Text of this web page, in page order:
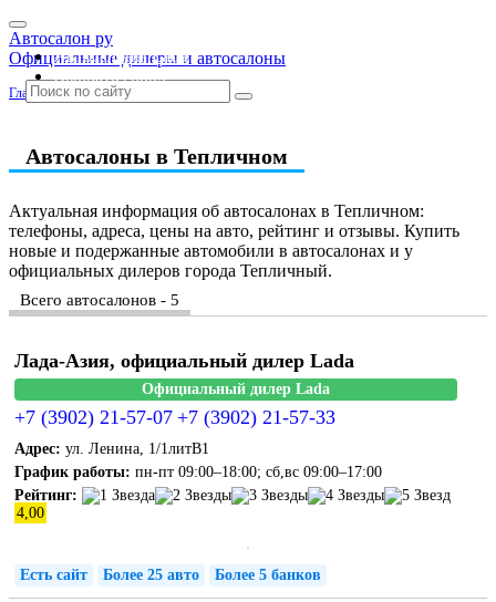
Автосалон ру
Официальные дилеры и автосалоны
Автосалоны Lada
Выбрать город
Главная » Республика Хакасия
Автосалоны в Тепличном
Актуальная информация об автосалонах в Тепличном:
телефоны, адреса, цены на авто, рейтинг и отзывы. Купить
новые и подержанные автомобили в автосалонах и у
официальных дилеров города Тепличный.
Всего автосалонов - 5
Лада-Азия, официальный дилер Lada
Официальный дилер Lada
+7 (3902) 21-57-07 +7 (3902) 21-57-33
Адрес: ул. Ленина, 1/1литВ1
График работы: пн-пт 09:00–18:00; сб,вс 09:00–17:00
Рейтинг:
4,00
Есть сайт Более 25 авто Более 5 банков